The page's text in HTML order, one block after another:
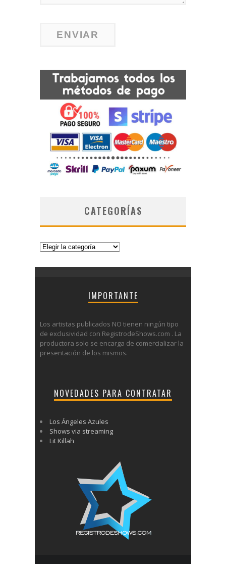
CATEGORÍAS
Categorías
IMPORTANTE
Los artistas publicados NO tienen ningún tipo
de exclusividad con RegistrodeShows.com . La
productora solo se encarga de comercializar la
presentación de los mismos.
NOVEDADES PARA CONTRATAR
Los Ángeles Azules
Shows via streaming
Lit Killah